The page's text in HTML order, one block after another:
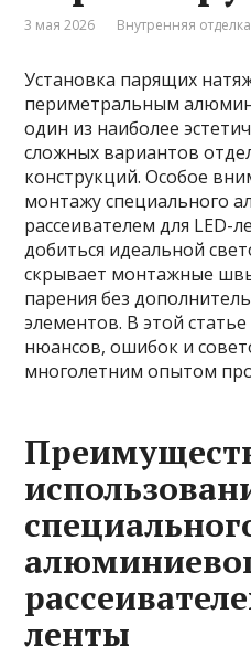
3 мая 2026 Внутренняя отделка
Установка парящих
периметральным
один из наиболее
сложных вариантов
конструкций. Особое
монтажу специального
рассеивателем для LED-
добиться идеальной
скрывает монтажные
парения без
элементов. В этой
нюансов, ошибок и
многолетним опытом
ленты